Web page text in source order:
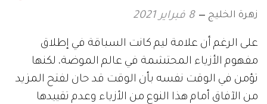
زهرة الخليج 8 فبراير 2021
على الرغم أن علامة ليم كانت السباقة في إطلاق
مفهوم الأزياء المحتشمة في عالم الموضة، لكنها
تؤمن في الوقت نفسه بأن الوقت قد حان لفتح المزيد
من الآفاق أمام هذا النوع من الأزياء وعدم تقييدها